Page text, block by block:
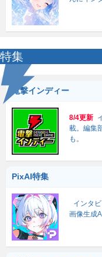
特集
電撃インディー
8/4更新
載。編集
も。
PixAI特集
インタ
画像生成